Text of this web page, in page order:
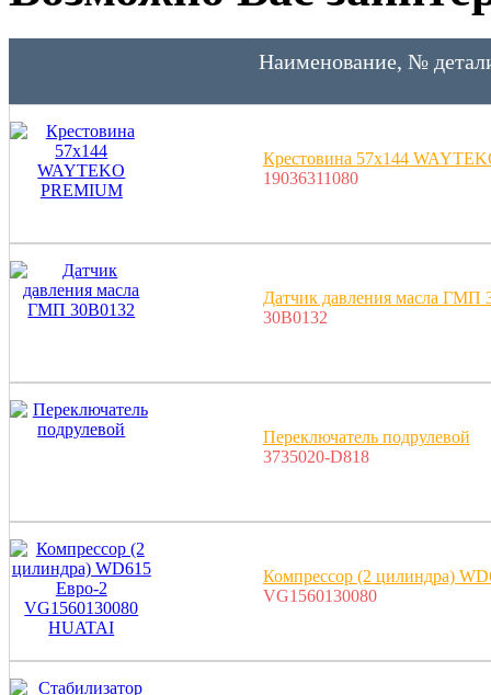
Наименование, №
Крестовина 57x144
19036311080
Датчик давления масла ГМП
30B0132
Переключатель подрулевой
3735020-D818
Компрессор (2 цилиндра)
VG1560130080